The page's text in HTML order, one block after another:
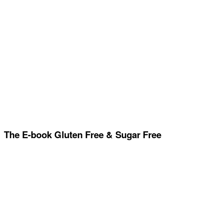
The E-book Gluten Free & Sugar Free